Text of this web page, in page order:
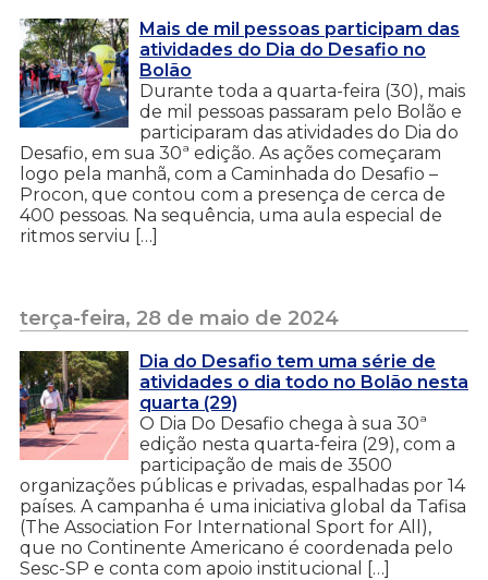
Mais de mil pessoas participam das
atividades do Dia do Desafio no
Bolão
Durante toda a quarta-feira (30), mais
de mil pessoas passaram pelo Bolão e
participaram das atividades do Dia do
Desafio, em sua 30ª edição. As ações começaram
logo pela manhã, com a Caminhada do Desafio –
Procon, que contou com a presença de cerca de
400 pessoas. Na sequência, uma aula especial de
ritmos serviu […]
terça-feira, 28 de maio de 2024
Dia do Desafio tem uma série de
atividades o dia todo no Bolão nesta
quarta (29)
O Dia Do Desafio chega à sua 30ª
edição nesta quarta-feira (29), com a
participação de mais de 3500
organizações públicas e privadas, espalhadas por 14
países. A campanha é uma iniciativa global da Tafisa
(The Association For International Sport for All),
que no Continente Americano é coordenada pelo
Sesc-SP e conta com apoio institucional […]